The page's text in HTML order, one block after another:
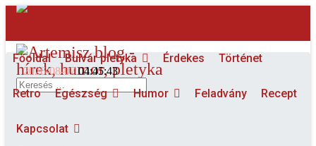
2026-08-07 04:45:43
Keresés...
Főoldal Bulvár pletyka Érdekes Történet
Retro Egészség Humor Feladvány Recept
Kapcsolat